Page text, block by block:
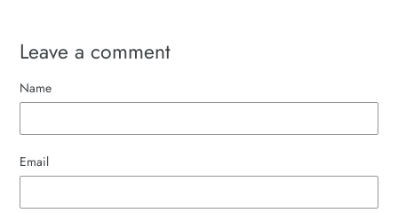
Leave a comment
Name
Email